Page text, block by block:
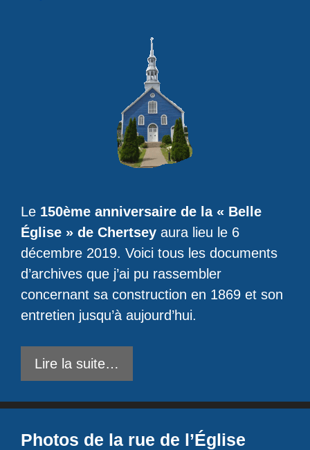
Le 150ème anniversaire de la « Belle
Église » de Chertsey aura lieu le 6
décembre 2019. Voici tous les documents
d’archives que j’ai pu rassembler
concernant sa construction en 1869 et son
entretien jusqu’à aujourd’hui.
Lire la suite…
Photos de la rue de l’Église